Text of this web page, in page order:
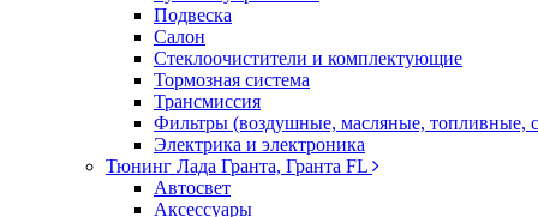
Подвеска
Салон
Стеклоочистители и комплектующие
Тормозная система
Трансмиссия
Фильтры (воздушные, масляные, топливные,
Электрика и электроника
Тюнинг Лада Гранта, Гранта FL
Автосвет
Аксессуары